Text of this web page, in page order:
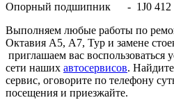
Опорный подшипник - 1J0 412
Выполняем любые работы по
Октавия А5, А7, Тур и замене
приглашаем вас воспользоваться
сети наших автосервисов.
сервис, оговорите по телефону
посещения и приезжайте.